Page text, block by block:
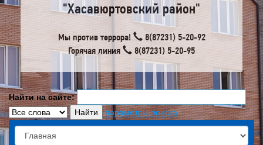
"Хасавюртовский район"
Мы против террора!
8(87231) 5-20-92
Горячая линия
8(87231) 5-20-95
Найти на сайте:
параметры поиска